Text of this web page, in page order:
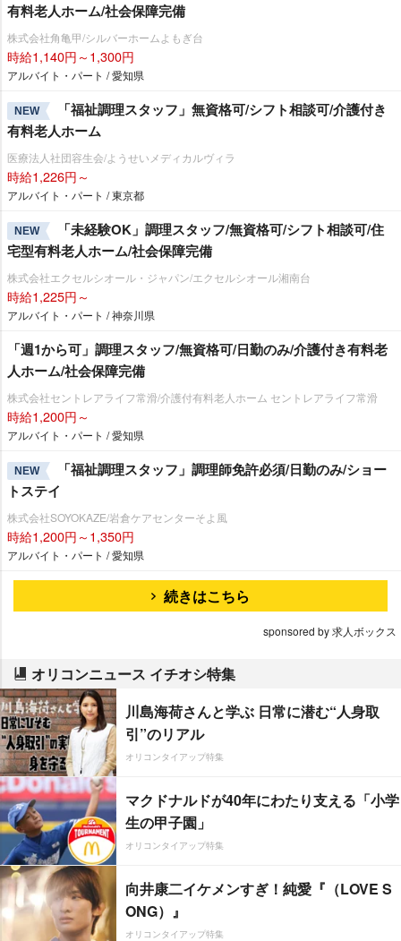
有料老人ホーム/社会保障完備
株式会社角亀甲/シルバーホームよもぎ台
時給1,140円～1,300円
アルバイト・パート / 愛知県
NEW
「福祉調理スタッフ」無資格可/シフト相談可/介護付き
有料老人ホーム
医療法人社団容生会/ようせいメディカルヴィラ
時給1,226円～
アルバイト・パート / 東京都
NEW
「未経験OK」調理スタッフ/無資格可/シフト相談可/住
宅型有料老人ホーム/社会保障完備
株式会社エクセルシオール・ジャパン/エクセルシオール湘南台
時給1,225円～
アルバイト・パート / 神奈川県
「週1から可」調理スタッフ/無資格可/日勤のみ/介護付き有料老
人ホーム/社会保障完備
株式会社セントレアライフ常滑/介護付有料老人ホーム セントレアライフ常滑
時給1,200円～
アルバイト・パート / 愛知県
NEW
「福祉調理スタッフ」調理師免許必須/日勤のみ/ショー
トステイ
株式会社SOYOKAZE/岩倉ケアセンターそよ風
時給1,200円～1,350円
アルバイト・パート / 愛知県
続きはこちら
sponsored by 求人ボックス
オリコンニュース イチオシ特集
川島海荷さんと学ぶ 日常に潜む“人身取
引”のリアル
オリコンタイアップ特集
マクドナルドが40年にわたり支える「小学
生の甲子園」
オリコンタイアップ特集
向井康二イケメンすぎ！純愛『（LOVE S
ONG）』
オリコンタイアップ特集